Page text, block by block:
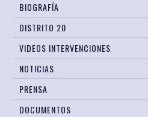
BIOGRAFÍA
DISTRITO 20
VIDEOS INTERVENCIONES
NOTICIAS
PRENSA
DOCUMENTOS